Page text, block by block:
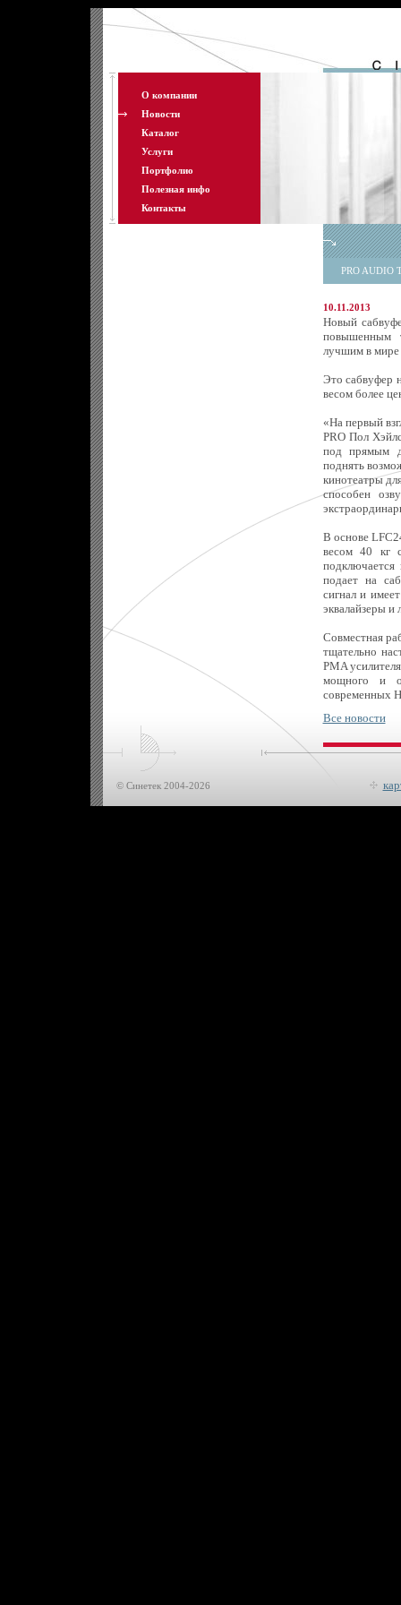
О компании
Новости
Каталог
Услуги
Портфолио
Полезная инфо
Контакты
PRO AUDIO
10.11.2013
Новый
повышенным
лучшим в
Это сабвуфер
весом более
«На первый
PRO Пол
под прямым
поднять
кинотеатры
способен
В основе
весом 40 кг
подает на
сигнал и
эквалайзеры и
Совместная
тщательно
PMA
мощного и
современных
Все новости
© Синетек 2004-2026